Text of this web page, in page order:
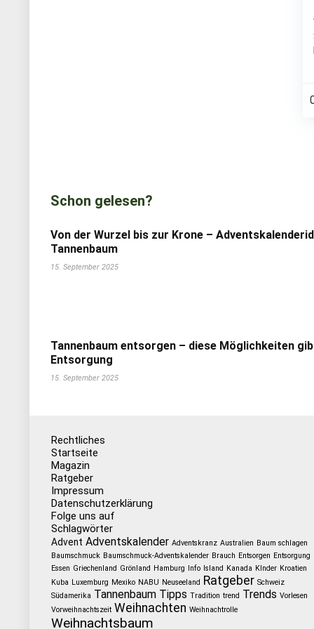
Schon gelesen?
Von der Wurzel bis zur Krone –
Tannenbaum
15. September 2025
Tannenbaum entsorgen – diese Möglichkeiten
Entsorgung
15. September 2025
Rechtliches
Startseite
Magazin
Ratgeber
Impressum
Datenschutzerklärung
Folge uns auf
Schlagwörter
Advent Adventskalender Adventskranz Australien Baum schlagen
Baumschmuck Baumschmuck-Adventskalender Brauch Entsorgen Entsorgung
Essen Griechenland Grönland Hamburg Info Island Kanada KInder Kroatien
Kuba Luxemburg Mexiko NABU Neuseeland Ratgeber Schweiz
Südamerika Tannenbaum Tipps Tradition trend Trends Vorlesen
Vorweihnachtszeit Weihnachten Weihnachtrolle
Weihnachtsbaum